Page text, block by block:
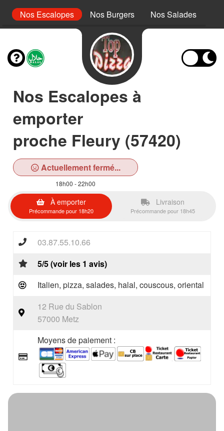
Nos Escalopes Nos Burgers Nos Salades
Nos Escalopes à
emporter
proche Fleury (57420)
Actuellement fermé...
18h00 - 22h00
À emporter
Précommande pour 18h20
Livraison
Précommande pour 18h45
03.87.55.10.66
5/5 (voir les 1 avis)
Italien, pizza, salades, halal, couscous, oriental
12 Rue du Sablon
57000 Metz
Moyens de paiement :